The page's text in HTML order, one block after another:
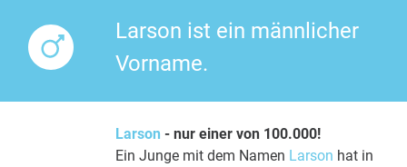
Larson ist ein männlicher
Vorname.
Larson - nur einer von 100.000!
Ein Junge mit dem Namen Larson hat in